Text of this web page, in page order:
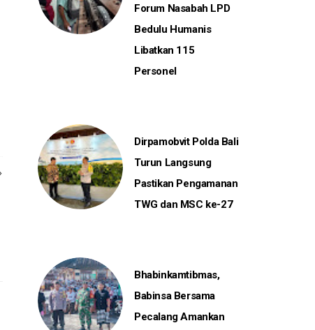
Forum Nasabah LPD
Bedulu Humanis
Libatkan 115
Personel
Dirpamobvit Polda Bali
Turun Langsung
Pastikan Pengamanan
TWG dan MSC ke-27
Bhabinkamtibmas,
Babinsa Bersama
Pecalang Amankan